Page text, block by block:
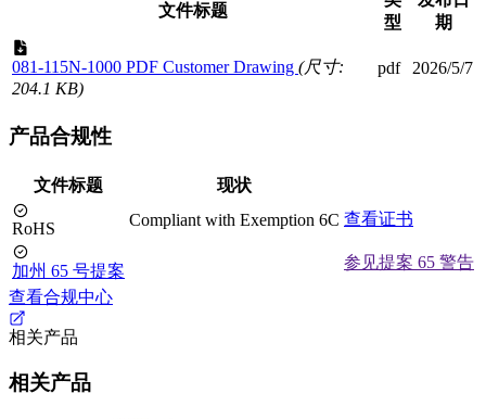
文件标题
型
期
081-115N-1000 PDF Customer Drawing (尺寸:
204.1 KB)
pdf 2026/5/7
产品合规性
文件标题 现状
RoHS Compliant with Exemption 6C 查看证书
加州 65 号提案
参见提案 65 警告
查看合规中心
相关产品
相关产品